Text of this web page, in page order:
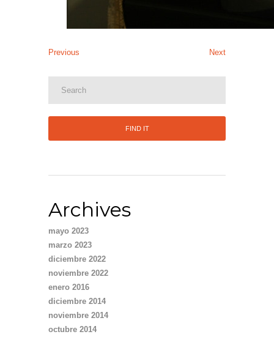
Previous Next
Archives
mayo 2023
marzo 2023
diciembre 2022
noviembre 2022
enero 2016
diciembre 2014
noviembre 2014
octubre 2014